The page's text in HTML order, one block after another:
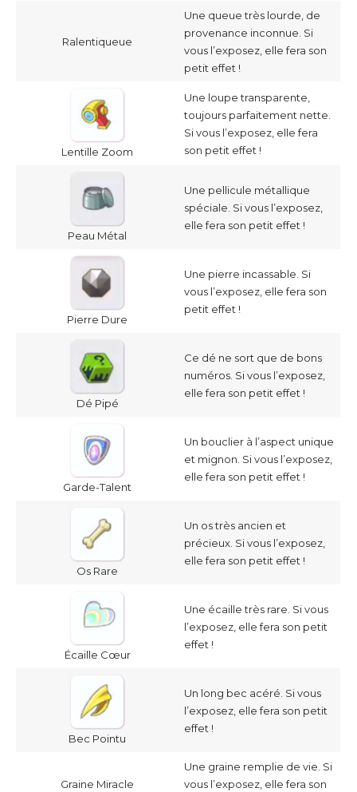
Ralentiqueue
Une queue très lourde, de
provenance inconnue. Si
vous l’exposez, elle fera son
petit effet !
Lentille Zoom
Une loupe transparente,
toujours parfaitement nette.
Si vous l’exposez, elle fera
son petit effet !
Peau Métal
Une pellicule métallique
spéciale. Si vous l’exposez,
elle fera son petit effet !
Pierre Dure
Une pierre incassable. Si
vous l’exposez, elle fera son
petit effet !
Dé Pipé
Ce dé ne sort que de bons
numéros. Si vous l’exposez,
elle fera son petit effet !
Garde-Talent
Un bouclier à l’aspect unique
et mignon. Si vous l’exposez,
elle fera son petit effet !
Os Rare
Un os très ancien et
précieux. Si vous l’exposez,
elle fera son petit effet !
Écaille Cœur
Une écaille très rare. Si vous
l’exposez, elle fera son petit
effet !
Bec Pointu
Un long bec acéré. Si vous
l’exposez, elle fera son petit
effet !
Graine Miracle
Une graine remplie de vie. Si
vous l’exposez, elle fera son